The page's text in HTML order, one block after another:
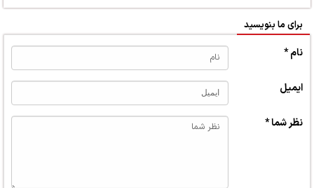
برای ما بنویسید
نام *
ایمیل
نظر شما *